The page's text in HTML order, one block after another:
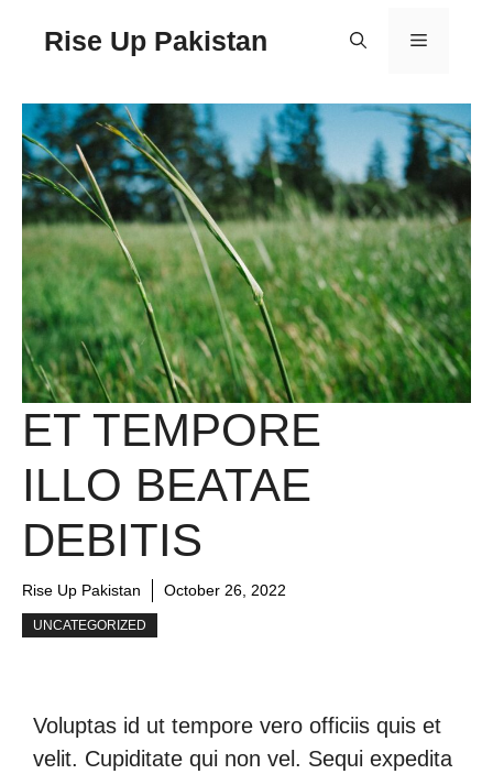
Rise Up Pakistan
ET TEMPORE
ILLO BEATAE
DEBITIS
Rise Up Pakistan October 26, 2022
UNCATEGORIZED
Voluptas id ut tempore vero officiis quis et
velit. Cupiditate qui non vel. Sequi expedita